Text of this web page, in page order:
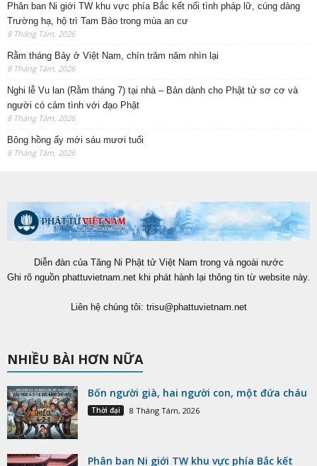
Phân ban Ni giới TW khu vực phía Bắc kết nối tình pháp lữ, cúng dàng
Trường hạ, hộ trì Tam Bảo trong mùa an cư
8 Tháng Tám, 2026
Rằm tháng Bảy ở Việt Nam, chín trăm năm nhìn lại
8 Tháng Tám, 2026
Nghi lễ Vu lan (Rằm tháng 7) tại nhà – Bản dành cho Phật tử sơ cơ và
người có cảm tình với đạo Phật
8 Tháng Tám, 2026
Bông hồng ấy mới sáu mươi tuổi
8 Tháng Tám, 2026
Diễn đàn của Tăng Ni Phật tử Việt Nam trong và ngoài nước
Ghi rõ nguồn phattuvietnam.net khi phát hành lại thông tin từ website này.
Liên hệ chúng tôi: trisu@phattuvietnam.net
NHIỀU BÀI HƠN NỮA
Bốn người già, hai người con, một đứa cháu
Thời đại 8 Tháng Tám, 2026
Phân ban Ni giới TW khu vực phía Bắc kết